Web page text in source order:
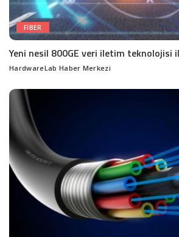
FIBER
Yeni nesil 800GE veri iletim teknolojisi
Posted
HardwareLab Haber Merkezi